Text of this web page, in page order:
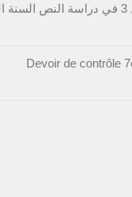
Devoir de contrôle